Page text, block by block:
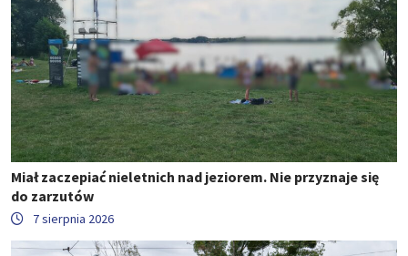
Miał zaczepiać nieletnich nad jeziorem. Nie przyznaje się
do zarzutów
7 sierpnia 2026